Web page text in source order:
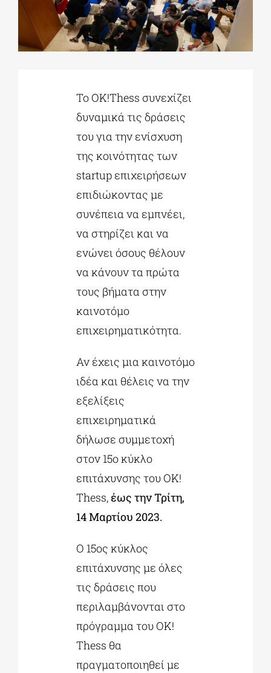
ΔΙΔΑΚΤΟΡΙΚΑ
ΠΟΛΙΤΙΣΤΙΚΟΙ ΦΟΡΕΙΣ
Το OK!Thess συνεχίζει
δυναμικά τις δράσεις
του για την ενίσχυση
της κοινότητας των
startup επιχειρήσεων
επιδιώκοντας με
συνέπεια να εμπνέει,
να στηρίζει και να
ενώνει όσους θέλουν
να κάνουν τα πρώτα
τους βήματα στην
καινοτόμο
επιχειρηματικότητα.
Αν έχεις μια καινοτόμο
ιδέα και θέλεις να την
εξελίξεις
επιχειρηματικά
δήλωσε συμμετοχή
στον 15ο κύκλο
επιτάχυνσης του ΟΚ!
Τhess, έως την Τρίτη,
14 Μαρτίου 2023.
Ο 15ος κύκλος
επιτάχυνσης με όλες
τις δράσεις που
περιλαμβάνονται στο
πρόγραμμα του ΟΚ!
Τhess θα
πραγματοποιηθεί με